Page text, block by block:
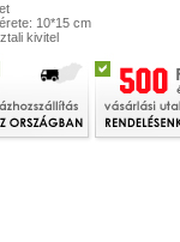
10*15 cm
kivitel